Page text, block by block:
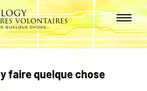
y faire quelque chose